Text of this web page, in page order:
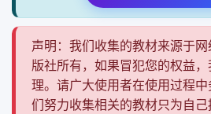
声明：我们收集的教材来源于
版社所有，如果冒犯您的权益
理。请广大使用者在使用过程
们努力收集相关的教材只为自